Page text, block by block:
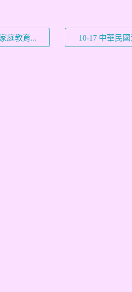
庭教育... 10-17 中華民